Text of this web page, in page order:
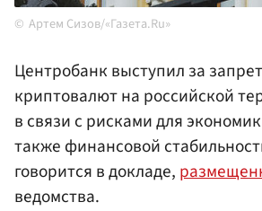
Артем Сизов/«Газета.Ru»
Центробанк выступил за
криптовалют на российской
в связи с рисками для
также финансовой
говорится в докладе,
ведомства.